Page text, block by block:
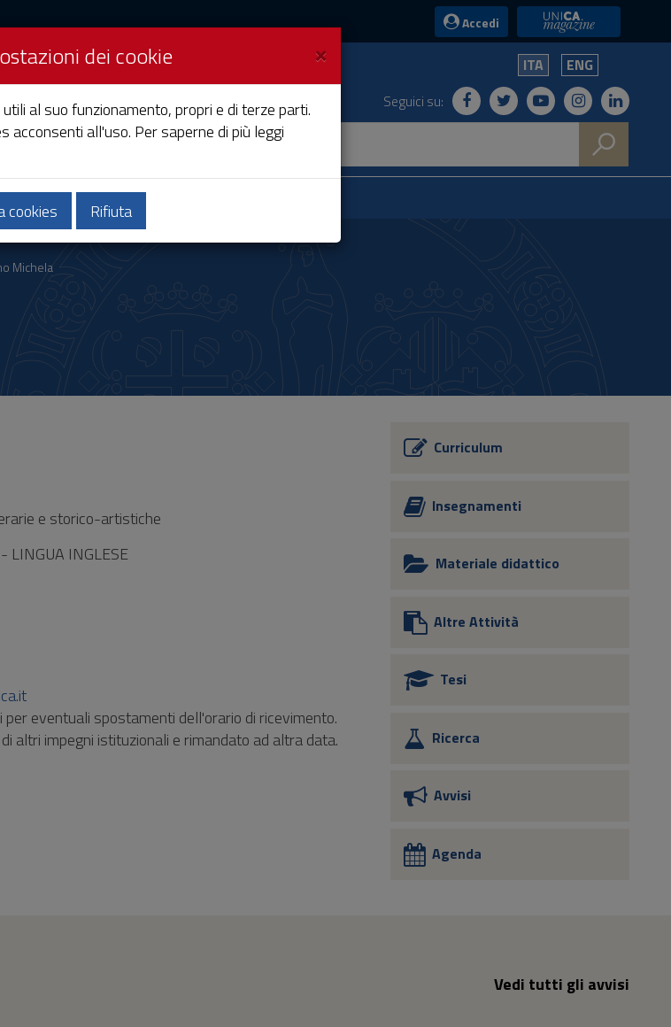
Accedi UniCA News
ITA ENG
Seguici su:
e territorio
Michela
e storico-artistiche
LINGUA INGLESE
eventuali spostamenti dell'orario di ricevimento.
altri impegni istituzionali e rimandato ad altra data.
Curriculum
Insegnamenti
Materiale didattico
Altre Attività
Tesi
Ricerca
Avvisi
Agenda
Vedi tutti gli avvisi
×
dei cookie
al suo funzionamento, propri e di terze parti.
acconsenti all'uso. Per saperne di più leggi
cookies Rifiuta